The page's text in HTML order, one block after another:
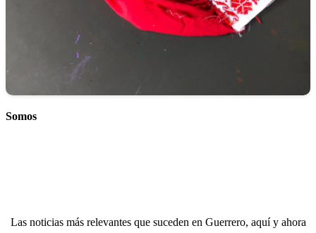
Somos
Las noticias más relevantes que suceden en Guerrero, aquí y ahora